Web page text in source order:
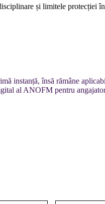
și limitele protecției
instanță, însă rămâne
al ANOFM pentru